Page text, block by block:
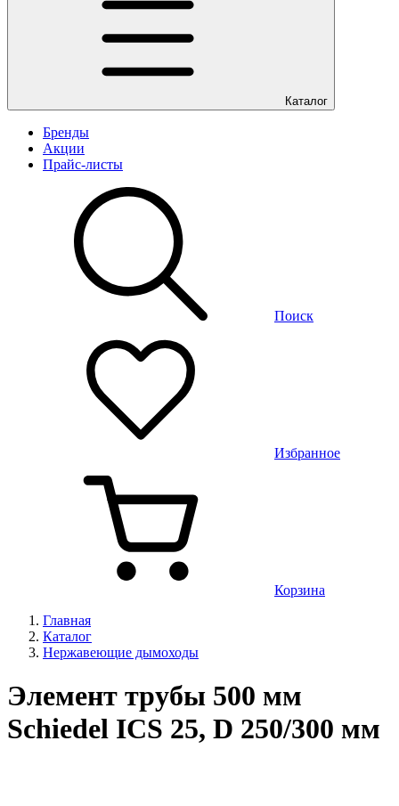
Каталог
Бренды
Акции
Прайс-листы
Поиск
Избранное
Корзина
Главная
Каталог
Нержавеющие дымоходы
Элемент трубы 500 мм
Schiedel ICS 25, D 250/300 мм